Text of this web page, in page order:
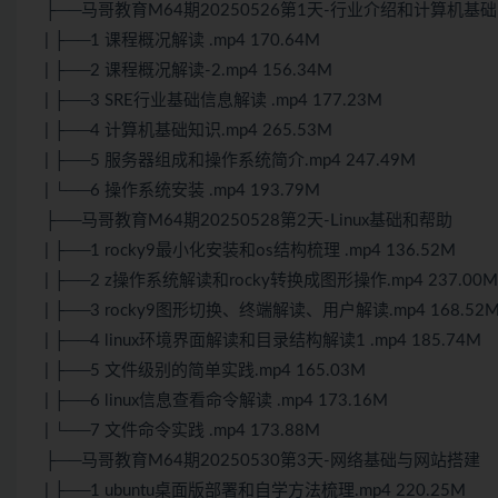
├──马哥教育M64期20250526第1天-行业介绍和计算机基础
| ├──1 课程概况解读 .mp4 170.64M
| ├──2 课程概况解读-2.mp4 156.34M
| ├──3 SRE行业基础信息解读 .mp4 177.23M
| ├──4 计算机基础知识.mp4 265.53M
| ├──5 服务器组成和操作系统简介.mp4 247.49M
| └──6 操作系统安装 .mp4 193.79M
├──马哥教育M64期20250528第2天-Linux基础和帮助
| ├──1 rocky9最小化安装和os结构梳理 .mp4 136.52M
| ├──2 z操作系统解读和rocky转换成图形操作.mp4 237.00M
| ├──3 rocky9图形切换、终端解读、用户解读.mp4
| ├──4 linux环境界面解读和目录结构解读1 .mp4 185.74M
| ├──5 文件级别的简单实践.mp4 165.03M
| ├──6 linux信息查看命令解读 .mp4 173.16M
| └──7 文件命令实践 .mp4 173.88M
├──马哥教育M64期20250530第3天-网络基础与网站搭建
| ├──1 ubuntu桌面版部署和自学方法梳理.mp4 220.25M